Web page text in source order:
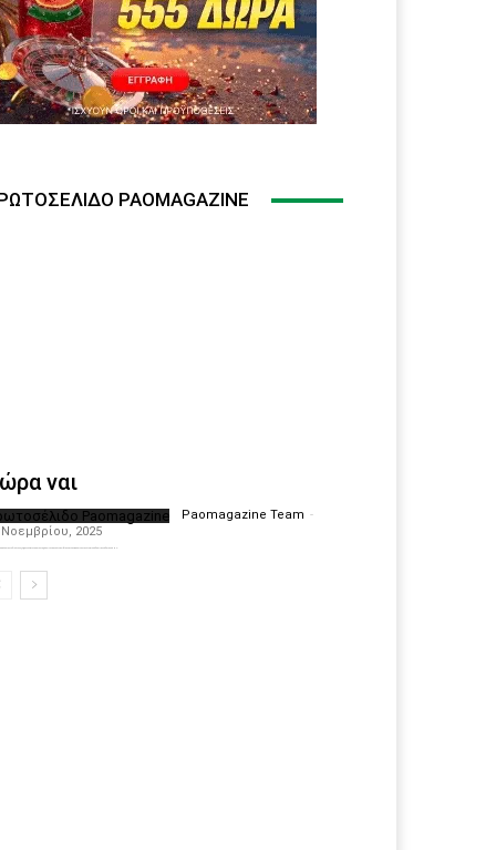
PAOMAGAZINE
ναι
Paomagazine Paomagazine Team -
Νοεμβρίου, 2025